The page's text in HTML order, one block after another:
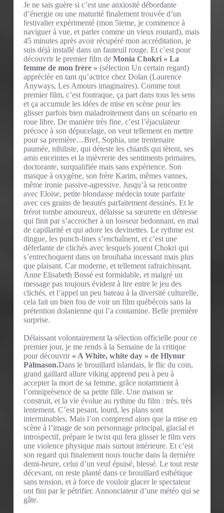
Je ne sais guère si c’est une anxiosité débordante
d’énergie ou une maturité finalement trouvée d’un
festivalier expérimenté (mon 5ieme, je commence à
naviguer à vue, et parler comme un vieux routard), mais
45 minutes après avoir récupéré mon accréditation, je
suis déjà installé dans un fauteuil rouge. Et c’est pour
découvrir le premier film de Monia Chokri « La
femme de mon frère » (sélection Un certain regard)
appréciée en tant qu’actrice chez Dolan (Laurence
Anyways, Les Amours imaginaires). Comme tout
premier film, c’est foutraque, ça part dans tous les sens
et ça accumule les idées de mise en scène pour les
glisser parfois bien maladroitement dans un scénario en
roue libre. De manière très fine, c’est l’éjaculateur
précoce à son dépucelage, on veut tellement en mettre
pour sa première…Bref, Sophia, une trentenaire
paumée, nihiliste, qui déteste les chiards qui tètent, ses
amis enceintes et la mièvrerie des sentiments primaires,
doctorante, surqualifiée mais sans expérience. Son
masque à oxygène, son frère Karim, mêmes vannes,
même ironie passive-agressive. Jusqu’à sa rencontre
avec Eloise, petite blondasse médecin toute parfaite
avec ces grains de beautés parfaitement dessinés. Et le
frérot tombe amoureux, délaisse sa sœurette en détresse
qui finit par s’accrocher à un looseur bedonnant, en mal
de capillarité et qui adore les devinettes. Le rythme est
dingue, les punch-lines s’enchaînent, et c’est une
déferlante de clichés avec lesquels jouent Chokri qui
s’entrechoquent dans un brouhaha incessant mais plus
que plaisant. Car moderne, et tellement rafraichissant.
Anne Elisabeth Bossé est formidable, et malgré un
message pas toujours évident à lire entre le jeu des
clichés, et l’appel un peu bateau à la diversité culturelle,
cela fait un bien fou de voir un film québécois sans la
prétention dolanienne qui l’a contamine. Belle première
surprise.
Délaissant volontairement la sélection officielle pour ce
premier jour, je me rends à la Semaine de la critique
pour découvrir « A White, white day » de Hlynur
Pàlmason.Dans le brouillard islandais, le flic du coin,
grand gaillard allure viking apprend peu à peu à
accepter la mort de sa femme, grâce notamment à
l’omniprésence de sa petite fille. Une maison se
construit, et la vie évolue au rythme du film : très, très
lentement. C’est pesant, lourd, les plans sont
interminables. Mais l’on comprend alors que la mise en
scène à l’image de son personnage principal, glacial et
introspectif, prépare le twist qui fera glisser le film vers
une violence physique mais surtout intérieure. Et c’est
son regard qui finalement nous touche dans la dernière
demi-heure, celui d’un veuf épuisé, blessé. Le tout reste
décevant, on reste planté dans ce brouillard esthétique
sans tension, et à force de vouloir glacer le spectateur
ont fini par le pétrifier. Annonciateur d’une météo qui se
gâte.